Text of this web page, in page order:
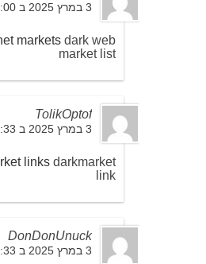
3 במרץ 2025 ב 14:00
markets dark web
market list
TolikOptof
3 במרץ 2025 ב 15:33
links darkmarket
link
DonDonUnuck
3 במרץ 2025 ב 15:33